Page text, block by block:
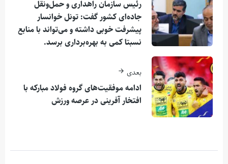
رئیس سازمان راهداری و حمل‌ونقل
جاده‌ای کشور گفت: تونل خوانسار
پیشرفت خوبی داشته و می‌تواند با منابع
نسبتا کمی به بهره‌برداری برسد.
بعدی
ادامه موفقیت‌های گروه فولاد مبارکه با
افتخار آفرینی در عرصه ورزش